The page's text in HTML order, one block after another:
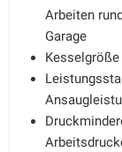
Arbeiten
Garage